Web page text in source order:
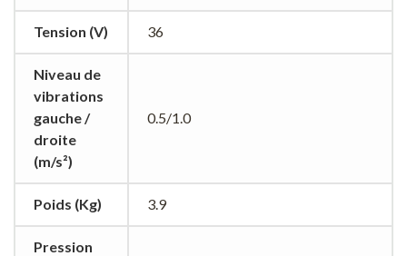
Tension (V) 36
Niveau de
vibrations
gauche /
droite
(m/s²)
0.5/1.0
Poids (Kg) 3.9
Pression